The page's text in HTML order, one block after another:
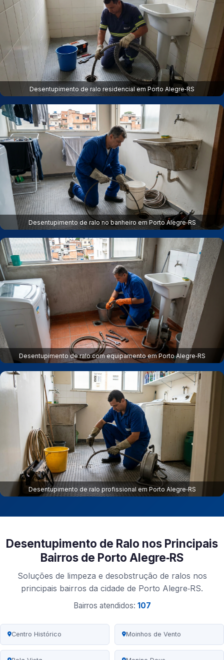
Desentupimento de ralo residencial em Porto Alegre‑RS
Desentupimento de ralo no banheiro em Porto Alegre‑RS
Desentupimento de ralo com equipamento em Porto Alegre‑RS
Desentupimento de ralo profissional em Porto Alegre‑RS
Desentupimento de Ralo nos Principais
Bairros de Porto Alegre‑RS
Soluções de limpeza e desobstrução de ralos nos
principais bairros da cidade de Porto Alegre‑RS.
Bairros atendidos: 107
Centro Histórico Moinhos de Vento